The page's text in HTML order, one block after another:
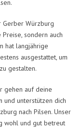
Gerber Würzburg
sondern auch
hat langjährige
ausgestattet, um
gestalten.
gehen auf deine
und unterstützen dich
nach Pilsen. Unser
wohl und gut betreut